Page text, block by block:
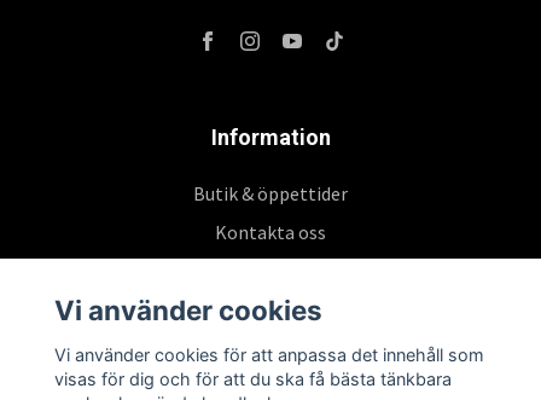
Information
Butik & öppettider
Kontakta oss
Prenumerera på vårt nyhetsbrev
Vi använder cookies
Vi använder cookies för att anpassa det innehåll som
visas för dig och för att du ska få bästa tänkbara